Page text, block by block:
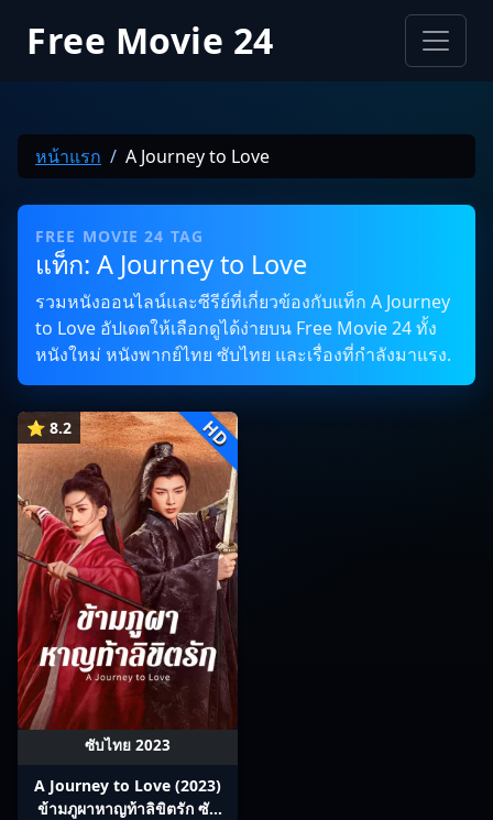
Free Movie 24
หน้าแรก A Journey to Love
FREE MOVIE 24 TAG
แท็ก: A Journey to Love
รวมหนังออนไลน์และซีรีย์ที่เกี่ยวข้องกับแท็ก A Journey
to Love อัปเดตให้เลือกดูได้ง่ายบน Free Movie 24 ทั้ง
หนังใหม่ หนังพากย์ไทย ซับไทย และเรื่องที่กำลังมาแรง.
⭐ 8.2 HD
ซับไทย 2023
A Journey to Love (2023)
ข้ามภูผาหาญท้าลิขิตรัก ซับ